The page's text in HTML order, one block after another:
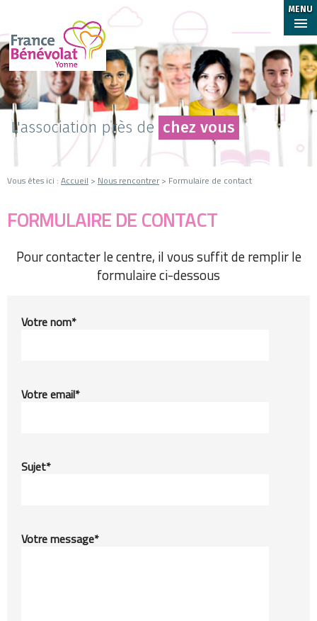
MENU
L'association près de chez vous
Vous êtes ici : Accueil > Nous rencontrer > Formulaire de contact
FORMULAIRE DE CONTACT
Pour contacter le centre, il vous suffit de remplir le
formulaire ci-dessous
Votre nom*
Votre email*
Sujet*
Votre message*